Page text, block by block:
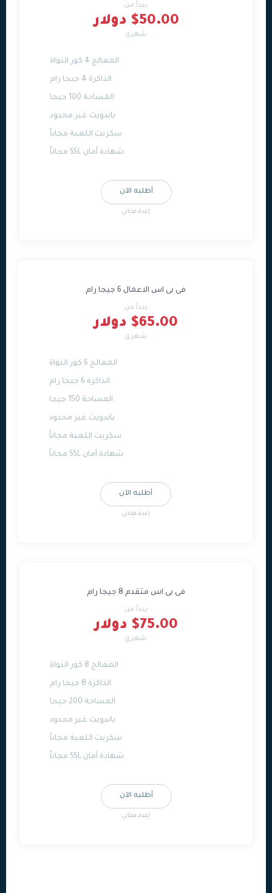
يبدأ من
$50.00 دولار
شهري
المعالج 4 كور النواة
الذاكرة 4 جيجا رام
المساحة 100 جيجا
باندويث غير محدود
سكربت اللعبة مجاناً
شهادة أمان SSL مجاناً
أطلبه الآن
إعداد مجاني
فى بى اس الاعمال 6 جيجا رام
يبدأ من
$65.00 دولار
شهري
المعالج 6 كور النواة
الذاكرة 6 جيجا رام
المساحة 150 جيجا
باندويث غير محدود
سكربت اللعبة مجاناً
شهادة أمان SSL مجاناً
أطلبه الآن
إعداد مجاني
فى بى اس متقدم 8 جيجا رام
يبدأ من
$75.00 دولار
شهري
المعالج 8 كور النواة
الذاكرة 8 جيجا رام
المساحة 200 جيجا
باندويث غير محدود
سكربت اللعبة مجاناً
شهادة أمان SSL مجاناً
أطلبه الآن
إعداد مجاني